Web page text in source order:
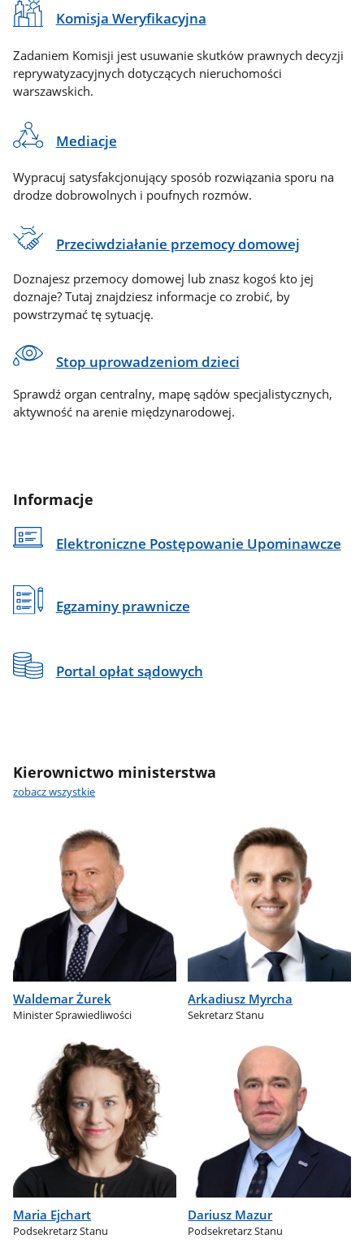
Komisja Weryfikacyjna
Zadaniem Komisji jest usuwanie skutków prawnych decyzji
reprywatyzacyjnych dotyczących nieruchomości
warszawskich.
Mediacje
Wypracuj satysfakcjonujący sposób rozwiązania sporu na
drodze dobrowolnych i poufnych rozmów.
Przeciwdziałanie przemocy domowej
Doznajesz przemocy domowej lub znasz kogoś kto jej
doznaje? Tutaj znajdziesz informacje co zrobić, by
powstrzymać tę sytuację.
Stop uprowadzeniom dzieci
Sprawdź organ centralny, mapę sądów specjalistycznych,
aktywność na arenie międzynarodowej.
Informacje
Elektroniczne Postępowanie Upominawcze
Egzaminy prawnicze
Portal opłat sądowych
Kierownictwo ministerstwa
zobacz wszystkie
Waldemar Żurek
Minister Sprawiedliwości
Arkadiusz Myrcha
Sekretarz Stanu
Maria Ejchart
Podsekretarz Stanu
Dariusz Mazur
Podsekretarz Stanu